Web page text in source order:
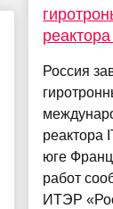
Россия
реактора
юге
работ
ИТЭР